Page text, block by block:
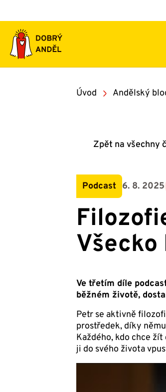
obsah
Úvod Andělský
Zpět na všechny
Podcast 6. 8. 2025
Všecko
Ve třetím díle
běžném životě,
Petr se aktivně
prostředek, díky
Každého, kdo chce
ji do svého života